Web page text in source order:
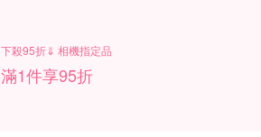
下殺95折⇓ 相機指定品
滿1件享95折